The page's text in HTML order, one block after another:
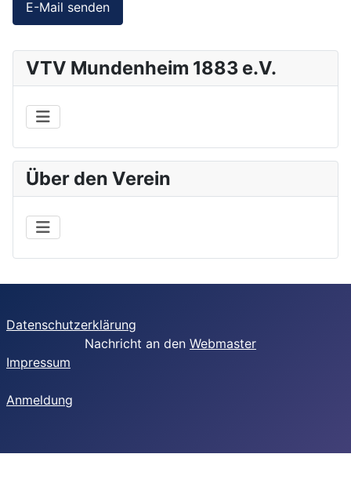
VTV Mundenheim 1883 e.V.
Über den Verein
E-Mail senden
Datenschutzerklärung
Nachricht an den Webmaster
Impressum
Anmeldung